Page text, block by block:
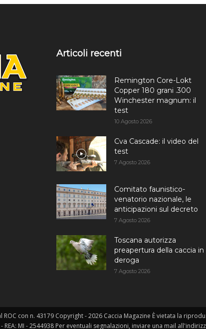
Articoli recenti
Remington Core-Lokt
Copper 180 grani .300
Winchester magnum: il
test
10 Agosto 2026
Cva Cascade: il video del
test
7 Agosto 2026
Comitato faunistico-
venatorio nazionale, le
anticipazioni sul decreto
7 Agosto 2026
Toscana autorizza
preapertura della caccia in
deroga
7 Agosto 2026
ROC con n. 43179 Copyright - 2026 Caccia Magazine È vietata la
REA: MI - 2544938 Per eventuali segnalazioni, inviare una mail